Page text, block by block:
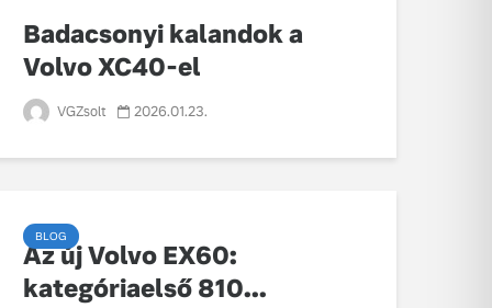
Badacsonyi kalandok a
Volvo XC40-el
VGZsolt 2026.01.23.
BLOG
Az új Volvo EX60:
kategóriaelső 810...